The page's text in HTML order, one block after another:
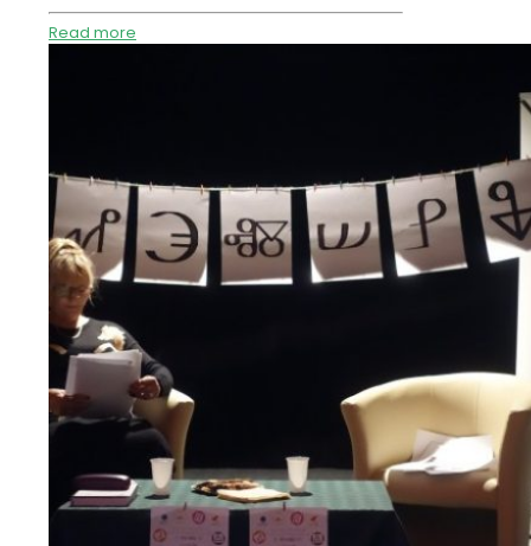
Read more